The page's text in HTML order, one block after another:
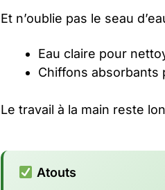
Et n’oublie pas le seau
Eau claire pour
Chiffons absorbants
Le travail à la main reste
Atouts